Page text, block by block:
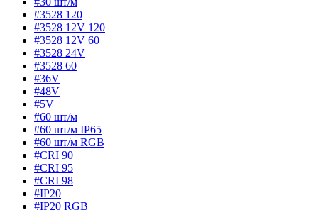
#3528 120
#3528 12V 120
#3528 12V 60
#3528 24V
#3528 60
#36V
#48V
#5V
#60 шт/м
#60 шт/м IP65
#60 шт/м RGB
#CRI 90
#CRI 95
#CRI 98
#IP20
#IP20 RGB